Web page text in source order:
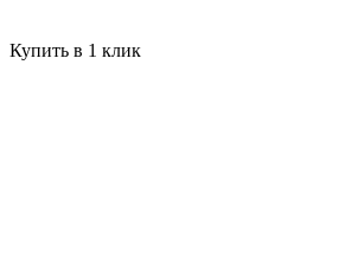
Купить в 1 клик